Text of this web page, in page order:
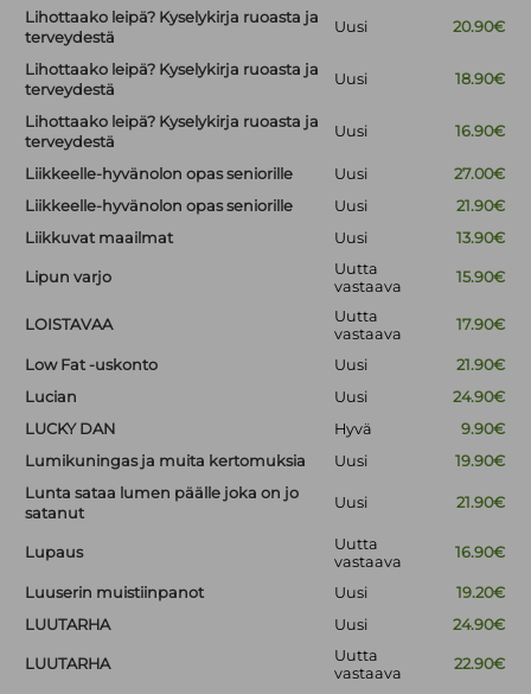
Lihottaako leipä? Kyselykirja ruoasta ja
terveydestä
Uusi 20.90€
Lihottaako leipä? Kyselykirja ruoasta ja
terveydestä
Uusi 18.90€
Lihottaako leipä? Kyselykirja ruoasta ja
terveydestä
Uusi 16.90€
Liikkeelle-hyvänolon opas seniorille Uusi
27.00€
Liikkeelle-hyvänolon opas seniorille
Uusi
21.90€
Liikkuvat maailmat
Uusi 13.90€
Lipun varjo
Uutta
vastaava
15.90€
LOISTAVAA
Uutta
vastaava
17.90€
Low Fat -uskonto Uusi
21.90€
Lucian
Uusi
24.90€
LUCKY DAN
Hyvä
9.90€
Lumikuningas ja muita kertomuksia
Uusi
19.90€
Lunta sataa lumen päälle joka on jo
satanut
Uusi 21.90€
Lupaus
Uutta
vastaava
16.90€
Luuserin muistiinpanot Uusi
19.20€
LUUTARHA
Uusi 24.90€
LUUTARHA
Uutta
vastaava
22.90€